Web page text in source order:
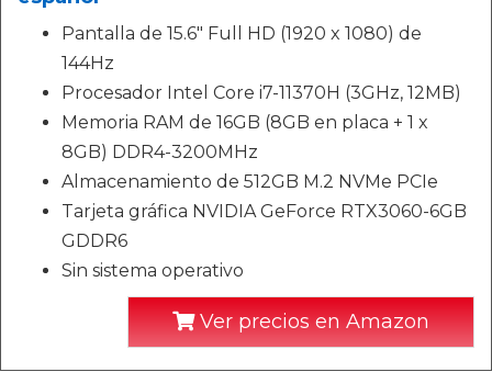
Pantalla de 15.6" Full HD (1920 x 1080) de
144Hz
Procesador Intel Core i7-11370H (3GHz, 12MB)
Memoria RAM de 16GB (8GB en placa + 1 x
8GB) DDR4-3200MHz
Almacenamiento de 512GB M.2 NVMe PCIe
Tarjeta gráfica NVIDIA GeForce RTX3060-6GB
GDDR6
Sin sistema operativo
Ver precios en Amazon